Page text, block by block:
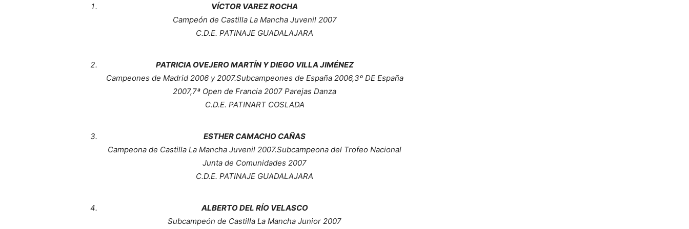
VÍCTOR VAREZ ROCHA
Campeón de Castilla La Mancha Juvenil 2007
C.D.E. PATINAJE GUADALAJARA
PATRICIA OVEJERO MARTÍN Y DIEGO VILLA JIMÉNEZ
Campeones de Madrid 2006 y 2007.Subcampeones de España 2006,3º DE España
2007,7ª Open de Francia 2007 Parejas Danza
C.D.E. PATINART COSLADA
ESTHER CAMACHO CAÑAS
Campeona de Castilla La Mancha Juvenil 2007.Subcampeona del Trofeo Nacional
Junta de Comunidades 2007
C.D.E. PATINAJE GUADALAJARA
ALBERTO DEL RÍO VELASCO
Subcampeón de Castilla La Mancha Junior 2007